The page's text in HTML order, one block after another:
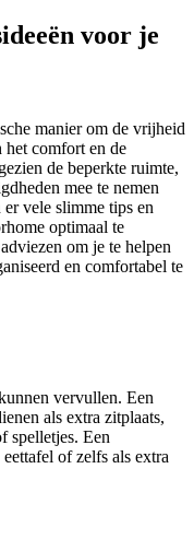
voor je
manier om de vrijheid
comfort en de
de beperkte ruimte,
mee te nemen
vele slimme tips en
optimaal te
om je te helpen
en comfortabel te
vervullen. Een
als extra zitplaats,
spelletjes. Een
of zelfs als extra